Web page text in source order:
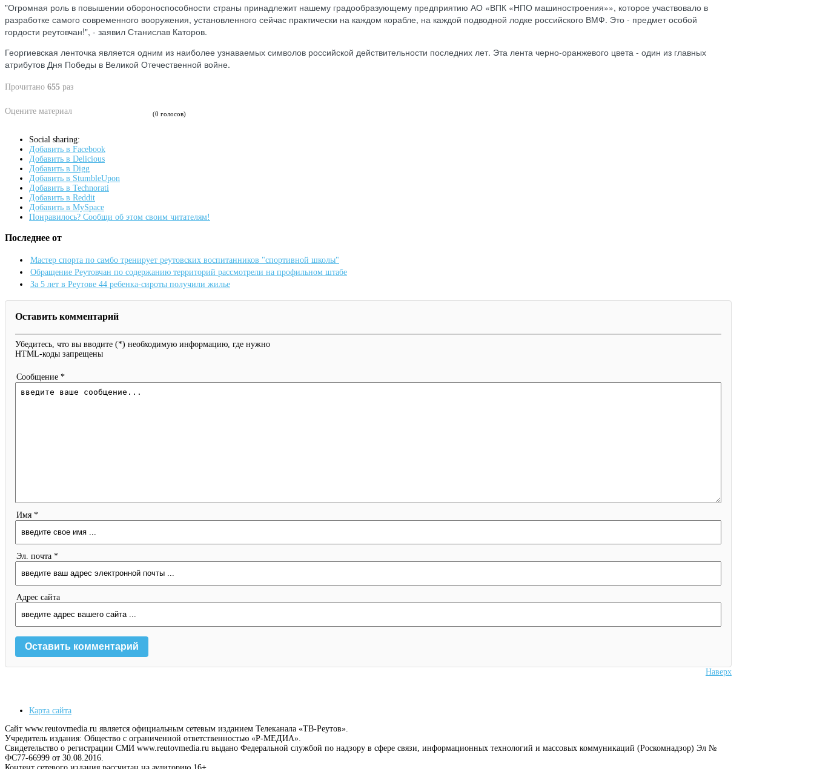
"Огромная роль в повышении обороноспособности страны принадлежит нашему градообразующему предприятию АО «ВПК «НПО машиностроения»», которое участвовало в
разработке самого современного вооружения, установленного сейчас практически на каждом корабле, на каждой подводной лодке российского ВМФ. Это - предмет особой
гордости реутовчан!", - заявил Станислав Каторов.
Георгиевская ленточка является одним из наиболее узнаваемых символов российской действительности последних лет. Эта лента черно-оранжевого цвета - один из главных
атрибутов Дня Победы в Великой Отечественной войне.
Прочитано 655 раз
Оцените материал (0 голосов)
Social sharing:
Добавить в Facebook
Добавить в Delicious
Добавить в Digg
Добавить в StumbleUpon
Добавить в Technorati
Добавить в Reddit
Добавить в MySpace
Понравилось? Сообщи об этом своим читателям!
Последнее от
Мастер спорта по самбо тренирует реутовских воспитанников "спортивной школы"
Обращение Реутовчан по содержанию территорий рассмотрели на профильном штабе
За 5 лет в Реутове 44 ребенка-сироты получили жилье
Оставить комментарий
Убедитесь, что вы вводите (*) необходимую информацию, где нужно
HTML-коды запрещены
Сообщение *
Имя *
Эл. почта *
Адрес сайта
Наверх
Карта сайта
Сайт www.reutovmedia.ru является официальным сетевым изданием Телеканала «ТВ-Реутов».
Учредитель издания: Общество с ограниченной ответственностью «Р-МЕДИА».
Свидетельство о регистрации СМИ www.reutovmedia.ru выдано Федеральной службой по надзору в сфере связи, информационных технологий и массовых коммуникаций (Роскомнадзор) Эл №
ФС77-66999 от 30.08.2016.